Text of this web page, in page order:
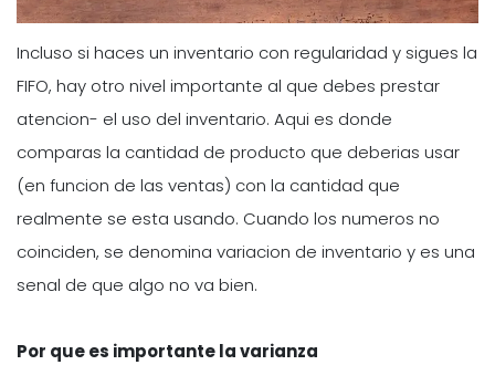
Incluso si haces un inventario con regularidad y sigues la
FIFO, hay otro nivel importante al que debes prestar
atencion- el uso del inventario. Aqui es donde
comparas la cantidad de producto que deberias usar
(en funcion de las ventas) con la cantidad que
realmente se esta usando. Cuando los numeros no
coinciden, se denomina variacion de inventario y es una
senal de que algo no va bien.
Por que es importante la varianza